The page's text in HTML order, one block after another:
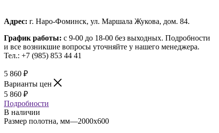
Адрес: г. Наро-Фоминск, ул. Маршала Жукова, дом. 84.
График работы: с 9-00 до 18-00 без выходных. Подробности
и все возникшие вопросы уточняйте у нашего менеджера.
Тел.: +7 (985) 853 44 41
5 860 ₽
Варианты цен
5 860 ₽
Подробности
В наличии
Размер полотна, мм—2000x600